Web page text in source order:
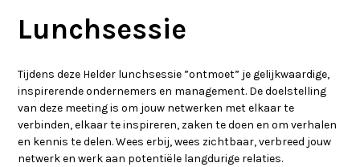
Lunchsessie
Tijdens deze Helder lunchsessie ”ontmoet” je gelijkwaardige,
inspirerende ondernemers en management. De doelstelling
van deze meeting is om jouw netwerken met elkaar te
verbinden, elkaar te inspireren, zaken te doen en om verhalen
en kennis te delen. Wees erbij, wees zichtbaar, verbreed jouw
netwerk en werk aan potentiële langdurige relaties.